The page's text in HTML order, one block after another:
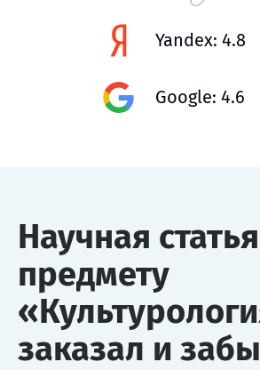
Yandex: 4.8
Google: 4.6
Научная
предмету
заказал и